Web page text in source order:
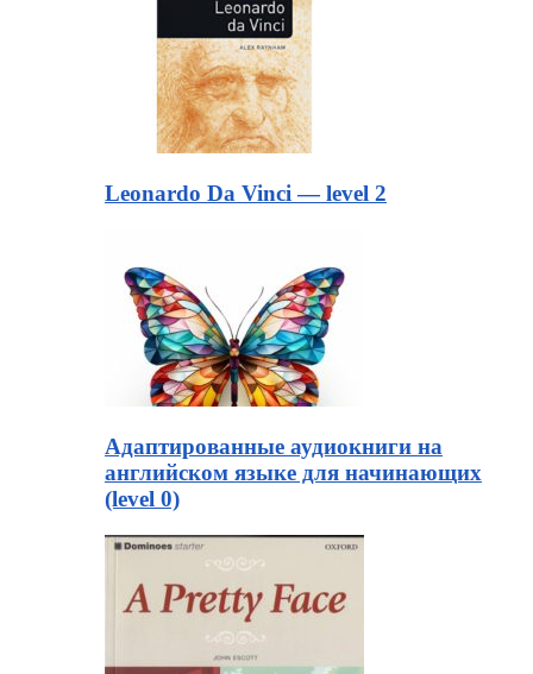
Leonardo Da Vinci — level 2
Адаптированные аудиокниги на
английском языке для начинающих
(level 0)